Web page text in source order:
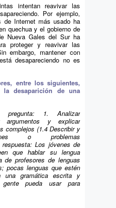
intentan reavivar las
Por ejemplo,
de Internet más usado ha
quechua y el gobierno de
Nueva Gales del Sur ha
proteger y reavivar las
embargo, mantener con
desapareciendo no es
entre los siguientes,
desaparición de una
: 1. Analizar
argumentos y explicar
complejos (1.4 Describir y
o problemas
Los jóvenes de
que hablar su lengua
de profesores de lenguas
pocas lenguas que estén
una gramática escrita y
pueda usar para